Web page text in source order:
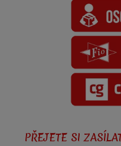
PŘEJETE SI